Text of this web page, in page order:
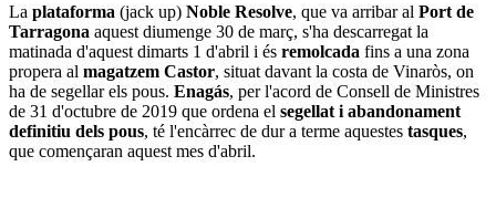
La plataforma (jack up) Noble Resolve, que va arribar al Port de
Tarragona aquest diumenge 30 de març, s'ha descarregat la
matinada d'aquest dimarts 1 d'abril i és remolcada fins a una zona
propera al magatzem Castor, situat davant la costa de Vinaròs, on
ha de segellar els pous. Enagás, per l'acord de Consell de Ministres
de 31 d'octubre de 2019 que ordena el segellat i abandonament
definitiu dels pous, té l'encàrrec de dur a terme aquestes tasques,
que començaran aquest mes d'abril.